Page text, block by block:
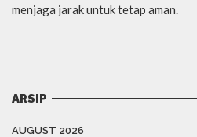
menjaga jarak untuk tetap aman.
ARSIP
AUGUST 2026